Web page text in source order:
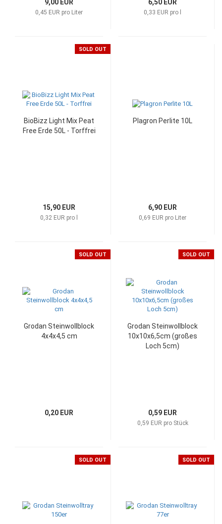
9,00 EUR
0,45 EUR pro Liter
6,50 EUR
0,33 EUR pro l
SOLD OUT
BioBizz Light Mix Peat
Free Erde 50L - Torffrei
15,90 EUR
0,32 EUR pro l
Plagron Perlite 10L
6,90 EUR
0,69 EUR pro Liter
SOLD OUT
Grodan Steinwollblock
4x4x4,5 cm
0,20 EUR
SOLD OUT
Grodan Steinwollblock
10x10x6,5cm (großes
Loch 5cm)
0,59 EUR
0,59 EUR pro Stück
SOLD OUT SOLD OUT